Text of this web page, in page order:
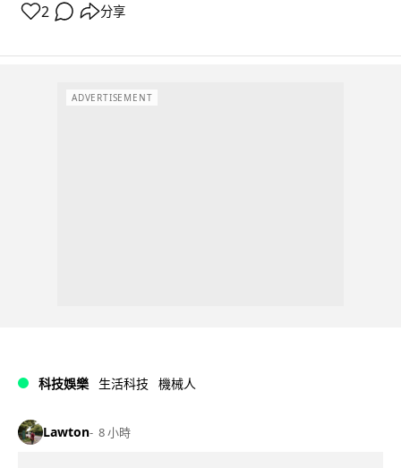
2 分享
ADVERTISEMENT
科技娛樂 生活科技 機械人
Lawton 8 小時